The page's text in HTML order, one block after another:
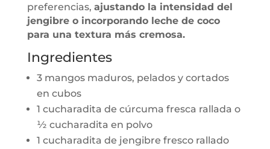
preferencias, ajustando la intensidad del
jengibre o incorporando leche de coco
para una textura más cremosa.
Ingredientes
3 mangos maduros, pelados y cortados
en cubos
1 cucharadita de cúrcuma fresca rallada o
½ cucharadita en polvo
1 cucharadita de jengibre fresco rallado